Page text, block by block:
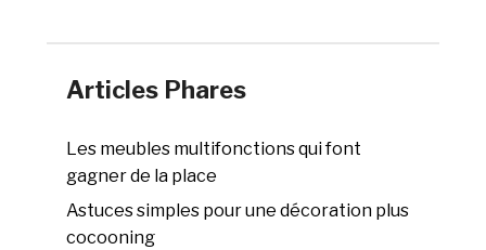
Articles Phares
Les meubles multifonctions qui font
gagner de la place
Astuces simples pour une décoration plus
cocooning